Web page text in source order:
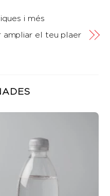
i més
ampliar el teu plaer